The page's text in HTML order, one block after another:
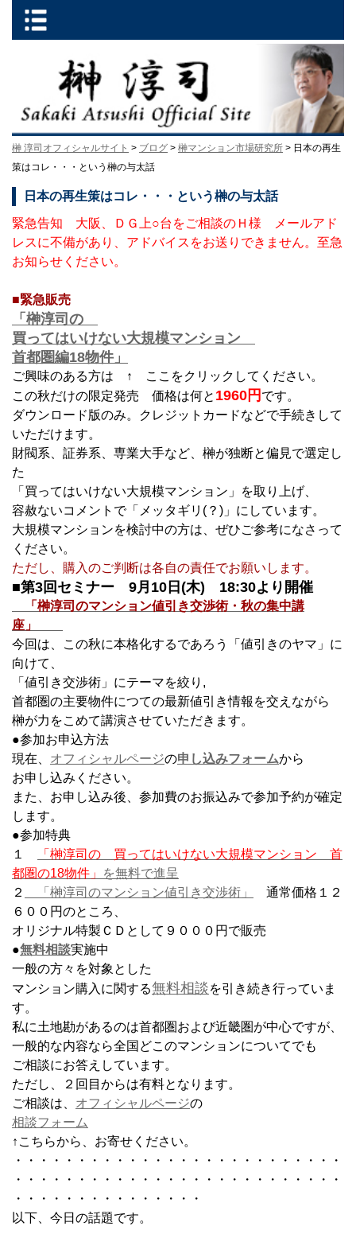
榊 淳司オフィシャルサイト > ブログ > 榊マンション市場研究所 > 日本の再生
策はコレ・・・という榊の与太話
日本の再生策はコレ・・・という榊の与太話
緊急告知 大阪、ＤＧ上○台をご相談のＨ様 メールアド
レスに不備があり、アドバイスをお送りできません。至急
お知らせください。
■緊急販売
「榊淳司の
買ってはいけない大規模マンション
首都圏編18物件」
ご興味のある方は ↑ ここをクリックしてください。
この秋だけの限定発売 価格は何と 1960円 です。
ダウンロード版のみ。クレジットカードなどで手続きして
いただけます。
財閥系、証券系、専業大手など、榊が独断と偏見で選定し
た
「買ってはいけない大規模マンション」を取り上げ、
容赦ないコメントで「メッタギリ(？)」にしています。
大規模マンションを検討中の方は、ぜひご参考になさって
ください。
ただし、購入のご判断は各自の責任でお願いします。
■第3回セミナー 9月10日(木) 18:30より開催
「榊淳司のマンション値引き交渉術・秋の集中講
座」
今回は、この秋に本格化するであろう「値引きのヤマ」に
向けて、
「値引き交渉術」にテーマを絞り,
首都圏の主要物件につての最新値引き情報を交えながら
榊が力をこめて講演させていただきます。
●参加お申込方法
現在、 オフィシャルページの申し込みフォームから
お申し込みください。
また、お申し込み後、参加費のお振込みで参加予約が確定
します。
●参加特典
１
「榊淳司の 買ってはいけない大規模マンション 首
都圏の18物件」
を無料で進呈
２
「榊淳司のマンション値引き交渉術」
通常価格１２
６００円のところ、
オリジナル特製ＣＤとして９０００円で販売
●無料相談実施中
一般の方々を対象とした
マンション購入に関する無料相談を引き続き行っていま
す。
私に土地勘があるのは首都圏および近畿圏が中心ですが、
一般的な内容なら全国どこのマンションについてでも
ご相談にお答えしています。
ただし、２回目からは有料となります。
ご相談は、 オフィシャルページの
相談フォーム
↑こちらから、お寄せください。
・・・・・・・・・・・・・・・・・・・・・・・・・・
・・・・・・・・・・・・・・・・・・・・・・・・・・
・・・・・・・・・・・・・・・
以下、今日の話題です。